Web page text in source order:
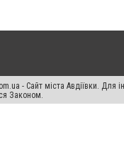
- Сайт міста Авдіївки. Для
Законом.